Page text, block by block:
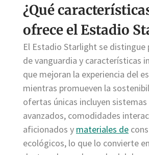
¿Qué
ofrece el Estadio
El Estadio Starlight se distingue
de vanguardia y características
que mejoran la experiencia del
mientras promueven la
ofertas únicas incluyen
avanzados, comodidades
aficionados y materiales de
ecológicos, lo que lo convierte